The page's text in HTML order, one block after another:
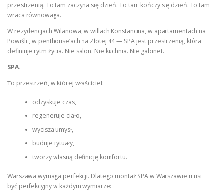
przestrzenią. To tam zaczyna się dzień. To tam kończy się dzień. To tam
wraca równowaga.
W rezydencjach Wilanowa, w willach Konstancina, w apartamentach na
Powiślu, w penthouse’ach na Złotej 44 — SPA jest przestrzenią, która
definiuje rytm życia. Nie salon. Nie kuchnia. Nie gabinet.
SPA.
To przestrzeń, w której właściciel:
odzyskuje czas,
regeneruje ciało,
wycisza umysł,
buduje rytuały,
tworzy własną definicję komfortu.
Warszawa wymaga perfekcji. Dlatego montaż SPA w Warszawie musi
być perfekcyjny w każdym wymiarze: